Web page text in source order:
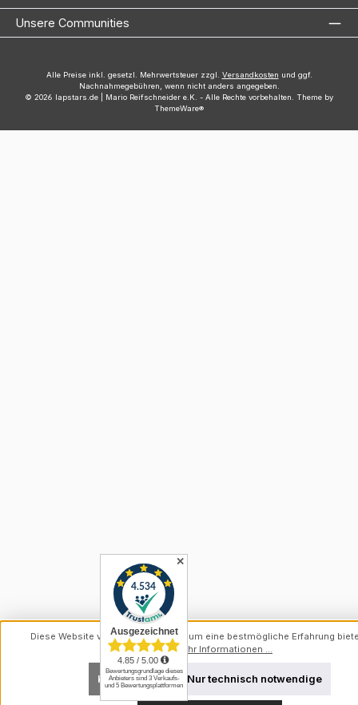
Unsere Communities
Alle Preise inkl. gesetzl. Mehrwertsteuer zzgl. Versandkosten und ggf.
Nachnahmegebühren, wenn nicht anders angegeben.
© 2026 lapstars.de | Mario Reifschneider e.K. - Alle Rechte vorbehalten. Theme by
ThemeWare®
✕
Diese Website verwendet Cookies, um eine bestmögliche Erfahrung
können.Mehr Informationen ...
Nur technisch notwendige
Konfigurieren